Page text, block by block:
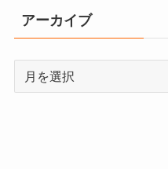
リ
ー
アーカイブ